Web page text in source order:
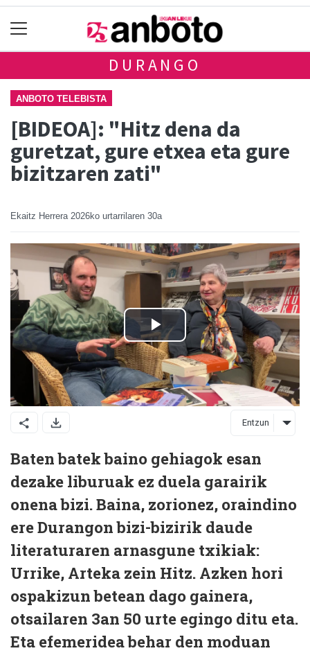
DURANGO
ANBOTO TELEBISTA
[BIDEOA]: "Hitz dena da
guretzat, gure etxea eta gure
bizitzaren zati"
Ekaitz Herrera 2026ko urtarrilaren 30a
Entzun
Baten batek baino gehiagok esan
dezake liburuak ez duela garairik
onena bizi. Baina, zorionez, oraindino
ere Durangon bizi-bizirik daude
literaturaren arnasgune txikiak:
Urrike, Arteka zein Hitz. Azken hori
ospakizun betean dago gainera,
otsailaren 3an 50 urte egingo ditu eta.
Eta efemeridea behar den moduan